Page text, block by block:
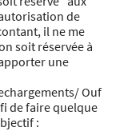
de
il ne me
soit réservée à
une
Ouf
de faire quelque
: